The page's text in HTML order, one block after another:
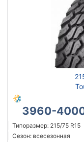
3960-
Типоразмер: 215/75 R15
Сезон: всесезонная